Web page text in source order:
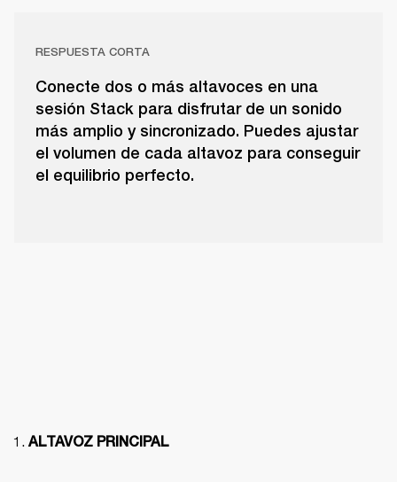
RESPUESTA CORTA
Conecte dos o más altavoces en una
sesión Stack para disfrutar de un sonido
más amplio y sincronizado. Puedes ajustar
el volumen de cada altavoz para conseguir
el equilibrio perfecto.
ALTAVOZ PRINCIPAL